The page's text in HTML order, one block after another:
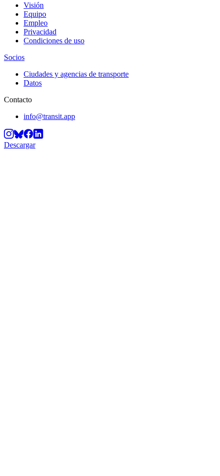
Visión
Equipo
Empleo
Privacidad
Condiciones de uso
Socios
Ciudades y agencias de transporte
Datos
Contacto
info@transit.app
Descargar